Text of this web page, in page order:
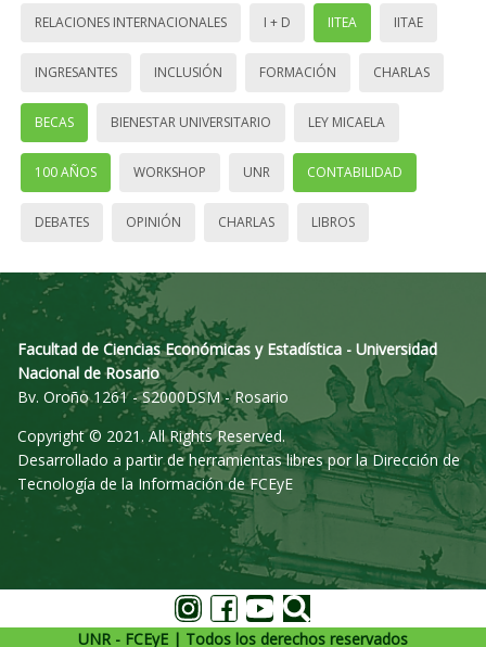
RELACIONES INTERNACIONALES I + D IITEA IITAE
INGRESANTES INCLUSIÓN FORMACIÓN CHARLAS
BECAS BIENESTAR UNIVERSITARIO LEY MICAELA
100 AÑOS WORKSHOP UNR CONTABILIDAD
DEBATES OPINIÓN CHARLAS LIBROS
Facultad de Ciencias Económicas y Estadística - Universidad
Nacional de Rosario
Bv. Oroño 1261 - S2000DSM - Rosario
Copyright © 2021. All Rights Reserved.
Desarrollado a partir de herramientas libres por la Dirección de
Tecnología de la Información de FCEyE
UNR - FCEyE | Todos los derechos reservados